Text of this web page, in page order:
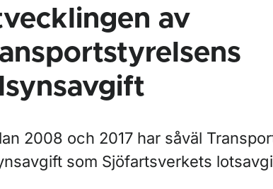
Publikationer
Rapporter
Rapporter inom vägtrafik
av
2008 och 2017 har såväl
som Sjöfartsverkets